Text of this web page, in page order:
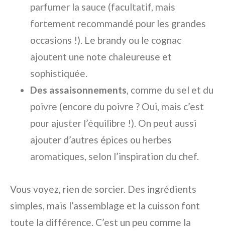
parfumer la sauce (facultatif, mais
fortement recommandé pour les grandes
occasions !). Le brandy ou le cognac
ajoutent une note chaleureuse et
sophistiquée.
Des assaisonnements , comme du sel et du
poivre (encore du poivre ? Oui, mais c’est
pour ajuster l’équilibre !). On peut aussi
ajouter d’autres épices ou herbes
aromatiques, selon l’inspiration du chef.
Vous voyez, rien de sorcier. Des ingrédients
simples, mais l’assemblage et la cuisson font
toute la différence. C’est un peu comme la